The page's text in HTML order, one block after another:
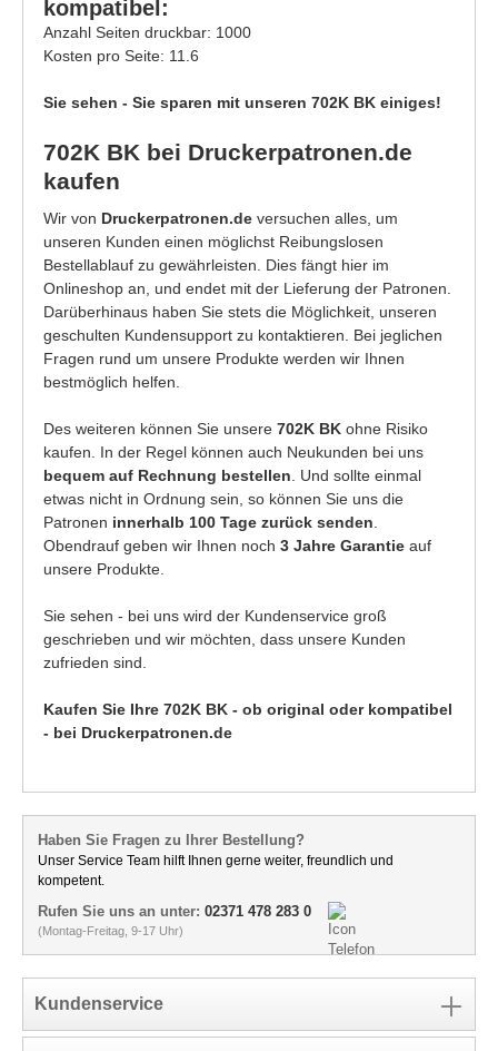
kompatibel:
Anzahl Seiten druckbar: 1000
Kosten pro Seite: 11.6
Sie sehen - Sie sparen mit unseren 702K BK einiges!
702K BK bei Druckerpatronen.de
kaufen
Wir von Druckerpatronen.de versuchen alles, um
unseren Kunden einen möglichst Reibungslosen
Bestellablauf zu gewährleisten. Dies fängt hier im
Onlineshop an, und endet mit der Lieferung der Patronen.
Darüberhinaus haben Sie stets die Möglichkeit, unseren
geschulten Kundensupport zu kontaktieren. Bei jeglichen
Fragen rund um unsere Produkte werden wir Ihnen
bestmöglich helfen.
Des weiteren können Sie unsere 702K BK ohne Risiko
kaufen. In der Regel können auch Neukunden bei uns
bequem auf Rechnung bestellen . Und sollte einmal
etwas nicht in Ordnung sein, so können Sie uns die
Patronen innerhalb 100 Tage zurück senden
Obendrauf geben wir Ihnen noch 3 Jahre Garantie auf
unsere Produkte.
Sie sehen - bei uns wird der Kundenservice groß
geschrieben und wir möchten, dass unsere Kunden
zufrieden sind.
Kaufen Sie Ihre 702K BK - ob original oder kompatibel
- bei Druckerpatronen.de
Haben Sie Fragen zu Ihrer Bestellung?
Unser Service Team hilft Ihnen gerne weiter, freundlich und
kompetent.
Rufen Sie uns an unter: 02371 478 283 0
(Montag-Freitag, 9-17 Uhr)
Kundenservice